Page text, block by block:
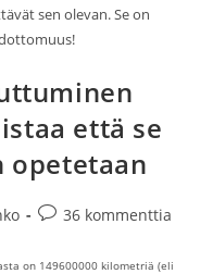
sen olevan. Se on
että se
opetetaan
Artikkelin
36 kommenttia
on 149600000 kilometriä (eli